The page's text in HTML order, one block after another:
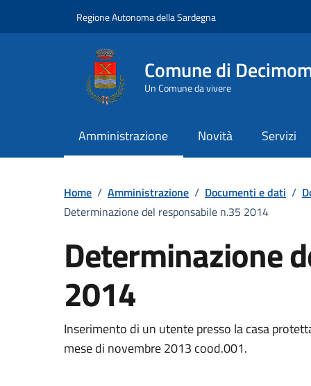
Regione Autonoma della Sardegna
Comune di
Un Comune da vivere
Amministrazione Novità Servizi
Home / Amministrazione / Documenti e dati /
Determinazione del responsabile n.35 2014
Determinazione
2014
Dettaglio del documento
Inserimento di un utente presso la casa
mese di novembre 2013 cood.001.